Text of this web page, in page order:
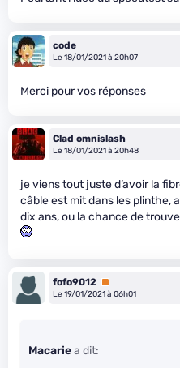
code
Le 18/01/2021 à 20h07
Merci pour vos réponses
Clad omnislash
Le 18/01/2021 à 20h48
je viens tout juste d’avoir la
câble est mit dans les plinthe,
dix ans, ou la chance de
fofo9012 Premium
Le 19/01/2021 à 06h01
Macariea dit: